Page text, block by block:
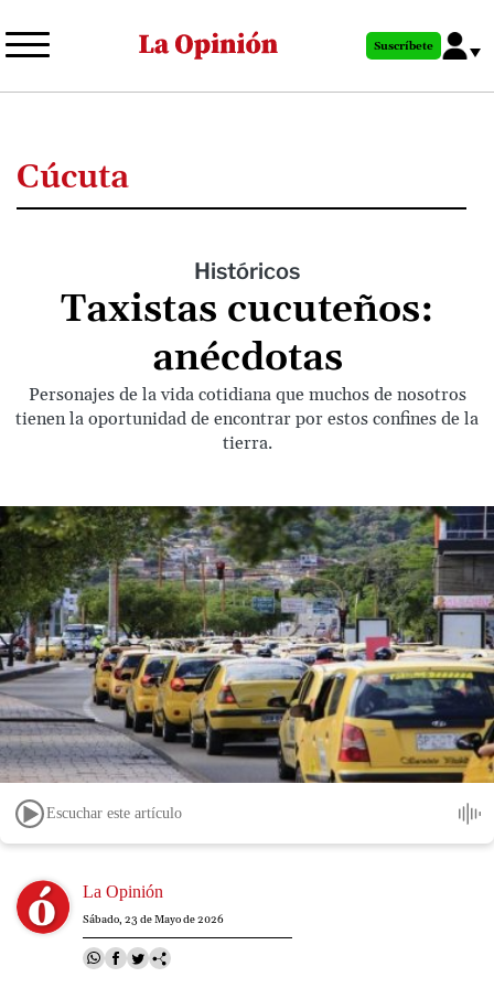
al
principal
Suscríbete
Cúcuta
Históricos
Taxistas cucuteños:
anécdotas
Personajes de la vida cotidiana que muchos de nosotros
tienen la oportunidad de encontrar por estos confines de la
tierra.
Escuchar este artículo
Image La Opinión
Sábado, 23 de Mayo de 2026